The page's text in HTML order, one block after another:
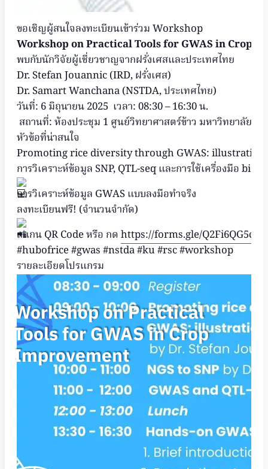
Workshop on Practical
Tools for GWAS in Crop
Improvement
ขอเชิญผู้สนใจลงทะเบียนเข้าร่วม Workshop
Workshop on Practical Tools for GWAS in Crop
พบกับนักวิจัยผู้เชี่ยวชาญจากฝรั่งเศสและประเทศไทย
Dr. Stefan Jouannic (IRD, ฝรั่งเศส)
Dr. Samart Wanchana (NSTDA, ประเทศไทย)
วันที่: 6 มิถุนายน 2025 เวลา: 08:30 – 16:30 น.
สถานที่: ห้องประชุม 1 ศูนย์วิทยาศาสตร์ข้าว มหาวิทยาลัยเ
หัวข้อที่น่าสนใจ
Promoting rice diversity through GWAS:
การวิเคราะห์ข้อมูล SNP, QTL-seq และการใช้เครื่องมือ
การวิเคราะห์ข้อมูล GWAS แบบลงมือทำจริง
ลงทะเบียนฟรี! (จำนวนจำกัด)
สแกน QR Code หรือ กดhttps://forms.gle/
#hubofrice#gwas#nstda#ku#rsc#workshop
รายละเอียดโปรแกรม